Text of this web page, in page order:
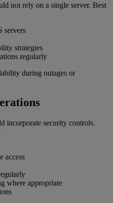
not rely on a single server. Best
servers
strategies
regularly
during outages or
incorporate security controls.
access
where appropriate